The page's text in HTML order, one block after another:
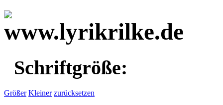
Schriftgröße:
Größer Kleiner zurücksetzen